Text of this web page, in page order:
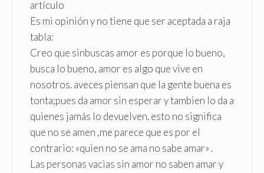
artículo
Es mi opinión y no tiene que ser aceptada a raja
tabla:
Creo que sinbuscas amor es porque lo bueno,
busca lo bueno, amor es algo que vive en
nosotros. aveces piensan que la gente buena es
tonta;pues da amor sin esperar y tambien lo da a
quienes jamás lo devuelven. esto no significa
que no se amen ,me parece que es por el
contrario: «quien no se ama no sabe amar» .
Las personas vacias sin amor no saben amar y